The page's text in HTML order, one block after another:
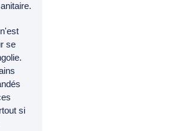
se
si